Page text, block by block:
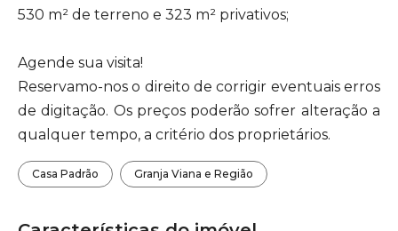
530 m² de terreno e 323 m² privativos;
Agende sua visita!
Reservamo-nos o direito de corrigir eventuais erros
de digitação. Os preços poderão sofrer alteração a
qualquer tempo, a critério dos proprietários.
Casa Padrão Granja Viana e Região